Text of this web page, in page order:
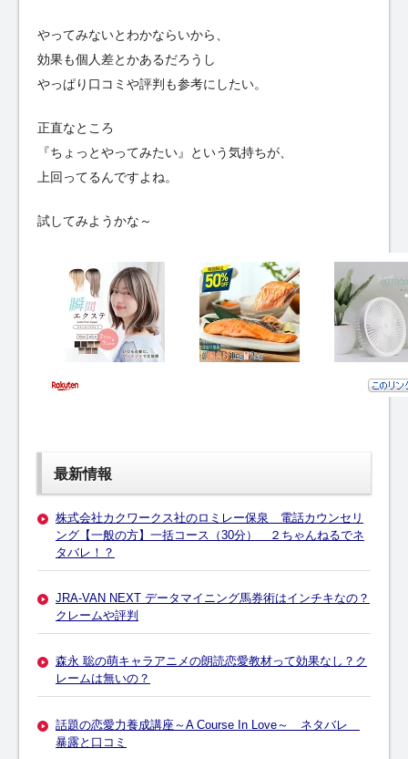
やってみないとわかならいから、
効果も個人差とかあるだろうし
やっぱり口コミや評判も参考にしたい。
正直なところ
『ちょっとやってみたい』という気持ちが、
上回ってるんですよね。
試してみようかな～
最新情報
株式会社カクワークス社のロミレー保泉 電話カウンセリ
ング【一般の方】一括コース（30分） ２ちゃんねるでネ
タバレ！？
JRA-VAN NEXT データマイニング馬券術はインチキなの？
クレームや評判
森永 聡の萌キャラアニメの朗読恋愛教材って効果なし？ク
レームは無いの？
話題の恋愛力養成講座～A Course In Love～ ネタバレ
暴露と口コミ